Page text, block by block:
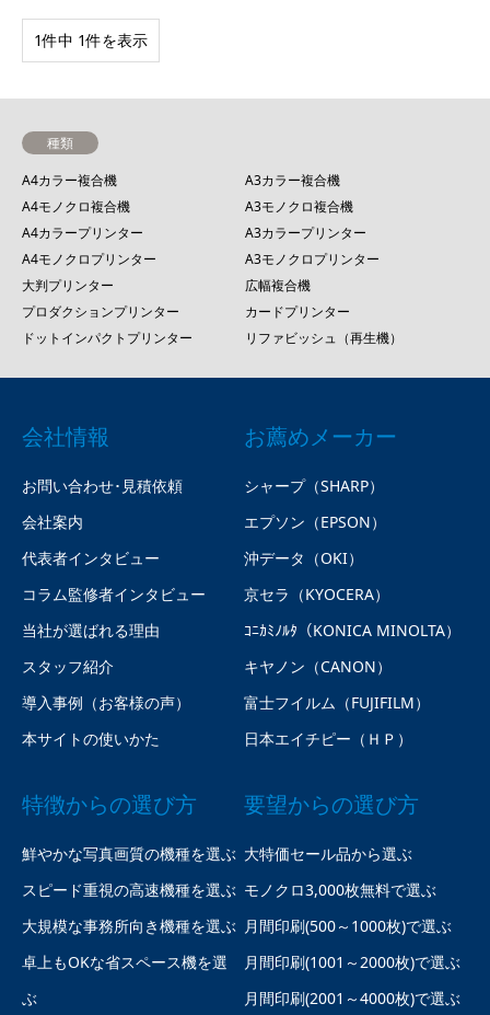
1件中 1件を表示
種類
A4カラー複合機
A3カラー複合機
A4モノクロ複合機
A3モノクロ複合機
A4カラープリンター
A3カラープリンター
A4モノクロプリンター
A3モノクロプリンター
大判プリンター
広幅複合機
プロダクションプリンター
カードプリンター
ドットインパクトプリンター
リファビッシュ（再生機）
会社情報
お問い合わせ･見積依頼
会社案内
代表者インタビュー
コラム監修者インタビュー
当社が選ばれる理由
スタッフ紹介
導入事例（お客様の声）
本サイトの使いかた
お薦めメーカー
シャープ（SHARP）
エプソン（EPSON）
沖データ（OKI）
京セラ（KYOCERA）
ｺﾆｶﾐﾉﾙﾀ（KONICA MINOLTA）
キヤノン（CANON）
富士フイルム（FUJIFILM）
日本エイチピー（ＨＰ）
特徴からの選び方
鮮やかな写真画質の機種を選ぶ
スピード重視の高速機種を選ぶ
大規模な事務所向き機種を選ぶ
卓上もOKな省スペース機を選
ぶ
要望からの選び方
大特価セール品から選ぶ
モノクロ3,000枚無料で選ぶ
月間印刷(500～1000枚)で選ぶ
月間印刷(1001～2000枚)で選ぶ
月間印刷(2001～4000枚)で選ぶ